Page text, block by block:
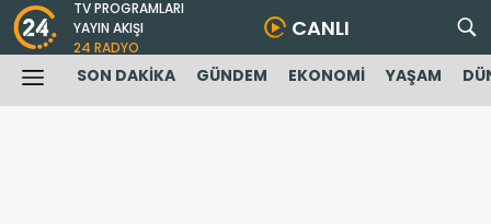
TV PROGRAMLARI
YAYIN AKIŞI
24 RADYO
CANLI
SON DAKİKA GÜNDEM EKONOMİ YAŞAM